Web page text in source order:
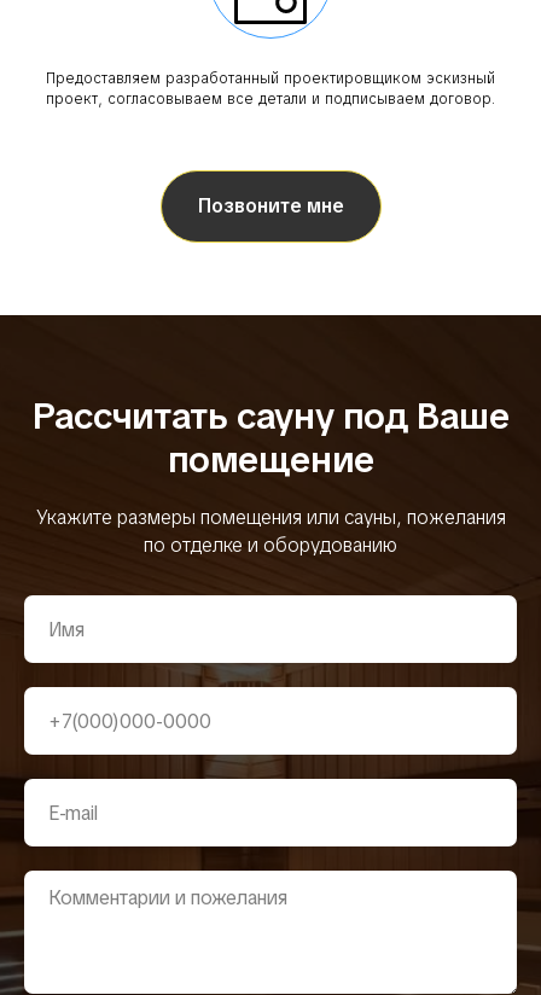
Предоставляем разработанный проектировщиком эскизный
проект, согласовываем все детали и подписываем договор.
Позвоните мне
Рассчитать сауну под Ваше
помещение
Укажите размеры помещения или сауны, пожелания
по отделке и оборудованию